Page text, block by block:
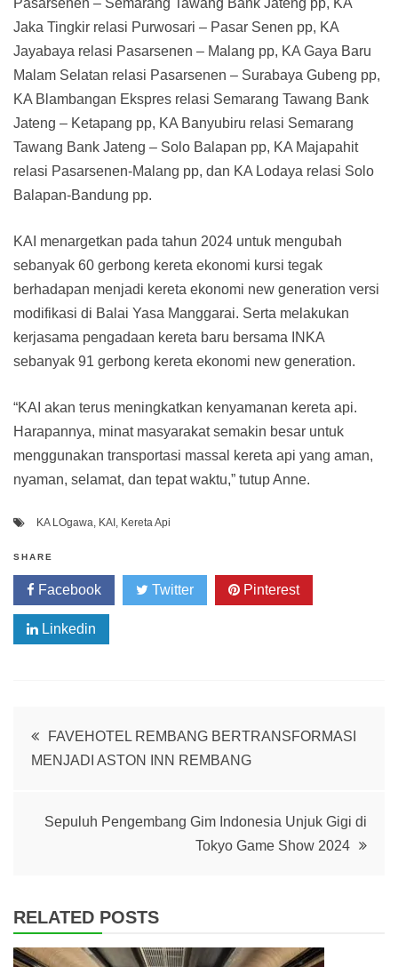
Pasarsenen – Semarang Tawang Bank Jateng pp, KA
Jaka Tingkir relasi Purwosari – Pasar Senen pp, KA
Jayabaya relasi Pasarsenen – Malang pp, KA Gaya Baru
Malam Selatan relasi Pasarsenen – Surabaya Gubeng pp,
KA Blambangan Ekspres relasi Semarang Tawang Bank
Jateng – Ketapang pp, KA Banyubiru relasi Semarang
Tawang Bank Jateng – Solo Balapan pp, KA Majapahit
relasi Pasarsenen-Malang pp, dan KA Lodaya relasi Solo
Balapan-Bandung pp.
KAI menargetkan pada tahun 2024 untuk mengubah
sebanyak 60 gerbong kereta ekonomi kursi tegak
berhadapan menjadi kereta ekonomi new generation versi
modifikasi di Balai Yasa Manggarai. Serta melakukan
kerjasama pengadaan kereta baru bersama INKA
sebanyak 91 gerbong kereta ekonomi new generation.
“KAI akan terus meningkatkan kenyamanan kereta api.
Harapannya, minat masyarakat semakin besar untuk
menggunakan transportasi massal kereta api yang aman,
nyaman, selamat, dan tepat waktu,” tutup Anne.
KA LOgawa, KAI , Kereta Api
SHARE
Facebook Twitter Pinterest
Linkedin
PostFAVEHOTEL REMBANG BERTRANSFORMASI
MENJADI ASTON INN REMBANG
Sepuluh Pengembang Gim Indonesia Unjuk Gigi di
Tokyo Game Show 2024
RELATED POSTS